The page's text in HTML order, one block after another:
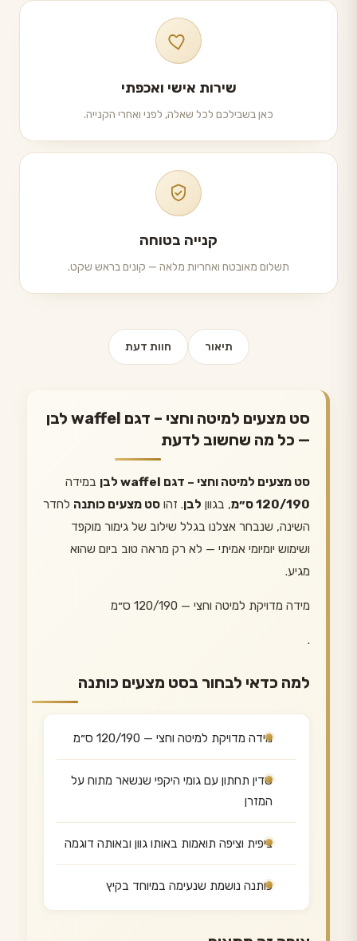
שירות אישי ואכפתי
כאן בשבילכם לכל שאלה, לפני ואחרי הקנייה.
קנייה בטוחה
תשלום מאובטח ואחריות מלאה — קונים בראש שקט.
תיאור חוות דעת
סט מצעים למיטה וחצי – דגם waffel לבן
— כל מה שחשוב לדעת
סט מצעים למיטה וחצי – דגם waffel לבן
במידה
120/190 ס״מ
, בגוון לבן. זהו סט מצעים כותנה לחדר
השינה, שנבחר אצלנו בגלל שילוב של גימור מוקפד
ושימוש יומיומי אמיתי — לא רק מראה טוב ביום שהוא
מגיע.
מידה מדויקת למיטה וחצי — 120/190 ס״מ
.
למה כדאי לבחור בסט מצעים כותנה
מידה מדויקת למיטה וחצי — 120/190 ס״מ
סדין תחתון עם גומי היקפי שנשאר מתוח על
המזרן
ציפית וציפה תואמות באותו גוון ובאותה דוגמה
כותנה נושמת שנעימה במיוחד בקיץ